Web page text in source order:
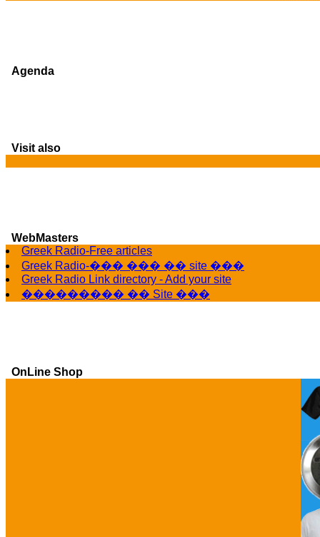
Agenda
Visit also
WebMasters
Greek Radio-Free articles
Greek Radio-��� ��� �� site ���
Greek Radio Link directory - Add your site
��������� �� Site ���
OnLine Shop